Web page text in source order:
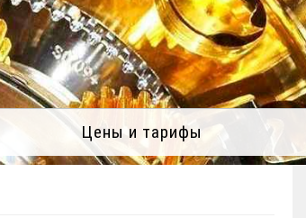
Цены и тарифы